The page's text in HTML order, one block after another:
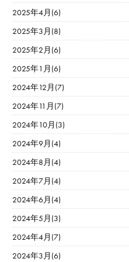
2025年4月(6)
2025年3月(8)
2025年2月(6)
2025年1月(6)
2024年12月(7)
2024年11月(7)
2024年10月(3)
2024年9月(4)
2024年8月(4)
2024年7月(4)
2024年6月(4)
2024年5月(3)
2024年4月(7)
2024年3月(6)